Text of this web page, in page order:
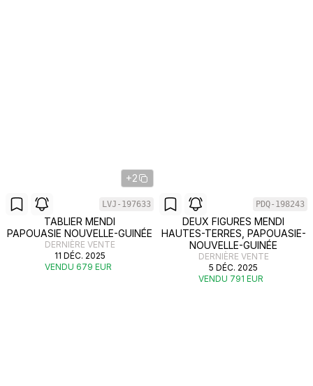
+2
LVJ-197633
TABLIER MENDI
PAPOUASIE NOUVELLE-GUINÉE
DERNIÈRE VENTE
11 DÉC. 2025
VENDU 679 EUR
PDQ-198243
DEUX FIGURES MENDI
HAUTES-TERRES, PAPOUASIE-
NOUVELLE-GUINÉE
DERNIÈRE VENTE
5 DÉC. 2025
VENDU 791 EUR